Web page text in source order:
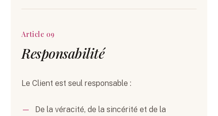
Article 09
Responsabilité
Le Client est seul responsable :
De la véracité, de la sincérité et de la